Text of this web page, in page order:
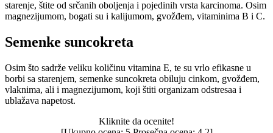
starenje, štite od srčanih oboljenja i pojedinih vrsta karcinoma. Osim
magnezijumom, bogati su i kalijumom, gvožđem, vitaminima B i C.
Semenke suncokreta
Osim što sadrže veliku količinu vitamina E, te su vrlo efikasne u
borbi sa starenjem, semenke suncokreta obiluju cinkom, gvožđem,
vlaknima, ali i magnezijumom, koji štiti organizam odstresaa i
ublažava napetost.
Kliknite da ocenite!